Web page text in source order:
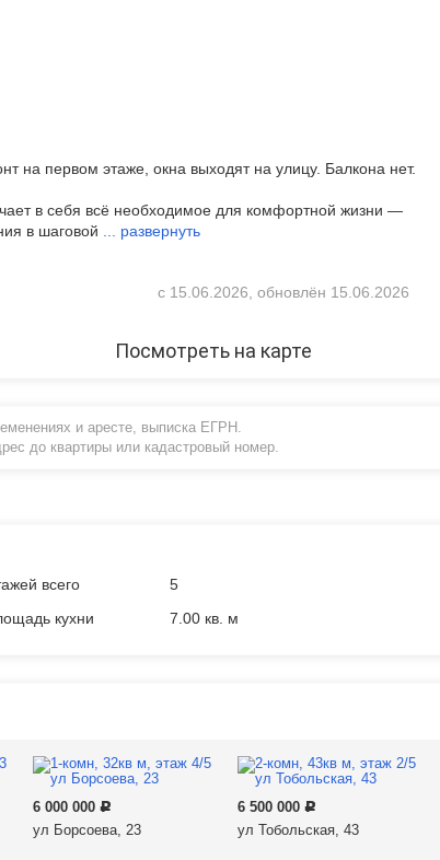
на первом этаже, окна выходят на улицу. Балкона нет.
в себя всё необходимое для комфортной жизни —
в шаговой
развернуть
с 15.06.2026, обновлён 15.06.2026
Посмотреть на карте
и аресте, выписка ЕГРН.
до квартиры или кадастровый номер.
всего
5
кухни
7.00 кв. м
6 000 000 Р
ул Борсоева, 23
6 500 000 Р
ул Тобольская, 43